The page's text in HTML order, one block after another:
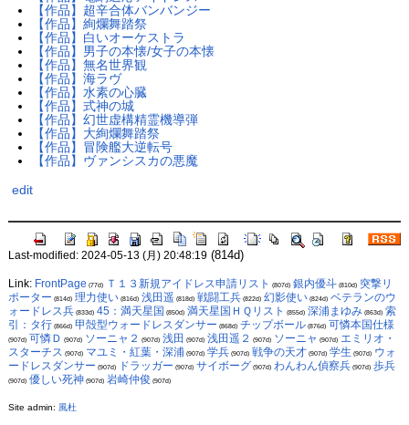
【作品】超辛合体バンバンジー
【作品】絢爛舞踏祭
【作品】白いオーケストラ
【作品】男子の本懐/女子の本懐
【作品】無名世界観
【作品】海ラヴ
【作品】水素の心臓
【作品】式神の城
【作品】幻世虚構精霊機導弾
【作品】大絢爛舞踏祭
【作品】冒険艦大逆転号
【作品】ヴァンシスカの悪魔
edit
Last-modified: 2024-05-13 (月) 20:48:19(814d)
Link: FrontPage (77d) Ｔ１３新規アイドレス申請リスト (807d) 銀内優斗(810d) 突撃リ
ポーター (814d) 理力使い(816d) 浅田遥 (818d) 戦闘工兵(822d) 幻影使い(824d) ベテランのウ
ォードレス兵(833d) 45：満天星国 (850d) 満天星国ＨＱリスト (855d) 深浦まゆみ(863d) 索
引：タ行(866d) 甲殻型ウォードレスダンサー (868d) チップボール(876d) 可憐本国仕様
(907d) 可憐Ｄ (907d) ソーニャ２ (907d) 浅田 (907d) 浅田遥２ (907d) ソーニャ (907d) エミリオ・
スターチス (907d) マユミ・紅葉・深浦 (907d) 学兵(907d) 戦争の天才 (907d) 学生 (907d) ウォ
ードレスダンサー (907d) ドラッガー (907d) サイボーグ (907d) わんわん偵察兵(907d) 歩兵
(907d) 優しい死神 (907d) 岩崎仲俊 (907d)
Site admin: 風杜